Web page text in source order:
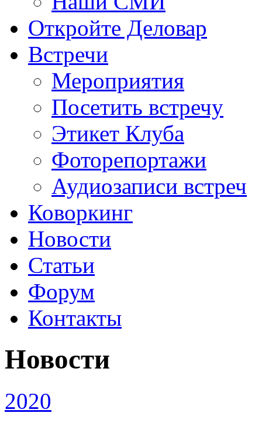
Откройте Деловар
Встречи
Мероприятия
Посетить встречу
Этикет Клуба
Фоторепортажи
Аудиозаписи встреч
Коворкинг
Новости
Статьи
Форум
Контакты
Новости
2020